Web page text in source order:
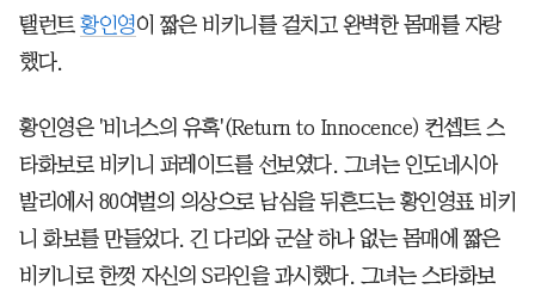
탤런트 황인영이 짧은 비키니를 걸치고 완벽한 몸매를 자랑
했다.
황인영은 '비너스의 유혹'(Return to Innocence) 컨셉트 스
타화보로 비키니 퍼레이드를 선보였다. 그녀는 인도네시아
발리에서 80여벌의 의상으로 남심을 뒤흔드는 황인영표 비키
니 화보를 만들었다. 긴 다리와 군살 하나 없는 몸매에 짧은
비키니로 한껏 자신의 S라인을 과시했다. 그녀는 스타화보